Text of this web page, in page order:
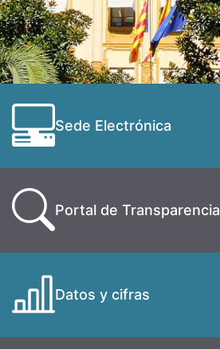
Sede Electrónica
Portal de Transparencia
Datos y cifras